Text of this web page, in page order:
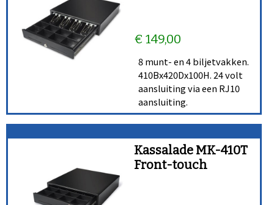
2. De elektronische versie, met een RJ11
stekkeraansluiting. Uiterst geschikt in combinatie met
onze Pos-systemen. Deze elektronische lades zijn
leverbaar met 24-, 12- en 5 volts aansluitingen. Uiterst
geschikt voor de aansluiting aan uw
POS systeem.
Als u niet zeker bent over welk voltage u nodig heeft
bel ons voor een gratis vrijblijvend advies.
Een kassalade met een verkeerd voltage aansluiten kan
leiden tot een beschadigde poort op uw systeem.
€ 149,00
8 munt- en 4 biljetvakken.
410Bx420Dx100H. 24 volt
aansluiting via een RJ10
aansluiting.
Kassalade MK-410T
Front-touch